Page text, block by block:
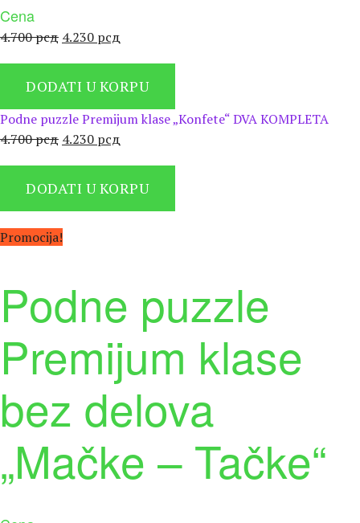
Cena
4.700рсд Оригинална
била:
4.700 рсд.
4.230 рсд
4.230 рсд.
DODATI U KORPU
Podne puzzle Premijum klase „Konfete“ DVA KOMPLETA
4.700рсд Оригинална
била:
4.230 рсд
4.230 рсд.
DODATI U KORPU
Promocija!
Podne puzzle
Premijum klase
bez delova
„Mačke – Tačke“